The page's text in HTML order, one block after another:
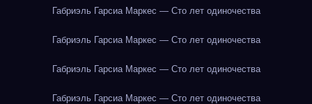
Габриэль Гарсиа Маркес — Сто лет одиночества
Габриэль Гарсиа Маркес — Сто лет одиночества
Габриэль Гарсиа Маркес — Сто лет одиночества
Габриэль Гарсиа Маркес — Сто лет одиночества